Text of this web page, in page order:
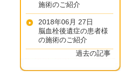
施術のご紹介
2018年06月 27日
脳血栓後遺症の患者様
の施術のご紹介
過去の記事